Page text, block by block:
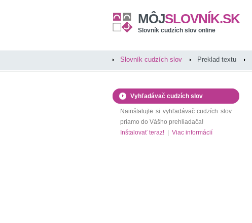
MÔJSLOVNÍK.SK
Slovník cudzích slov online
Slovník cudzích slov Preklad textu
Vyhľadávač cudzích slov
Nainštalujte si vyhľadávač cudzích slov
priamo do Vášho prehliadača!
Inštalovať teraz!
Viac informácií